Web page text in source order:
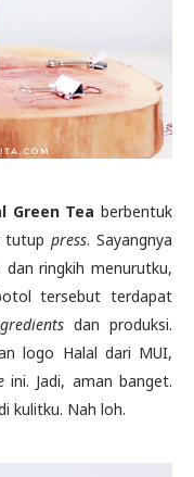
Green Teaberbentuk
tutuppress. Sayangnya
ringkih menurutku,
tersebut terdapat
dan produksi.
logo Halal dari MUI,
ini. Jadi, aman banget.
kulitku. Nah loh.